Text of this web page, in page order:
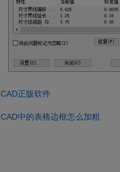
CAD正版软件
CAD中的表格边框怎么加粗